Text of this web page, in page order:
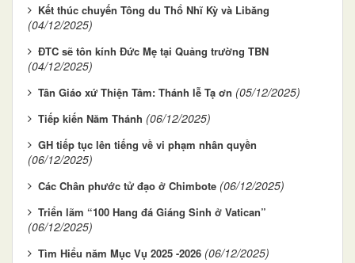
Kết thúc chuyến Tông du Thổ Nhĩ Kỳ và Libăng
(04/12/2025)
ĐTC sẽ tôn kính Đức Mẹ tại Quảng trường TBN
(04/12/2025)
Tân Giáo xứ Thiện Tâm: Thánh lễ Tạ ơn (05/12/2025)
Tiếp kiến Năm Thánh (06/12/2025)
GH tiếp tục lên tiếng về vi phạm nhân quyền
(06/12/2025)
Các Chân phước tử đạo ở Chimbote (06/12/2025)
Triển lãm “100 Hang đá Giáng Sinh ở Vatican”
(06/12/2025)
Tìm Hiểu năm Mục Vụ 2025 -2026 (06/12/2025)